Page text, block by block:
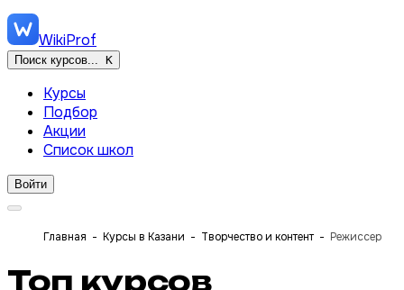
WikiProf
Поиск курсов... K
Курсы
Подбор
Акции
Список школ
Войти
Главная Курсы в Казани Творчество и контент Режиссер
Топ курсов